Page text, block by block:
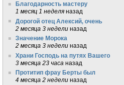
Благодарность мастеру
1 месяц 1 неделя назад
Дорогой отец Алексий, очень
2 месяца 3 недели назад
Значение Морока
2 месяца 3 недели назад
Храни Господь на путях Вашего
3 месяца 23 часа назад
Протитип фрау Берты был
4 месяца 2 недели назад